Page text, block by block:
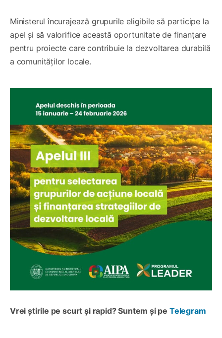
Ministerul încurajează grupurile eligibile să participe la
apel și să valorifice această oportunitate de finanțare
pentru proiecte care contribuie la dezvoltarea durabilă
a comunităților locale.
Vrei știrile pe scurt și rapid? Suntem și pe Telegram